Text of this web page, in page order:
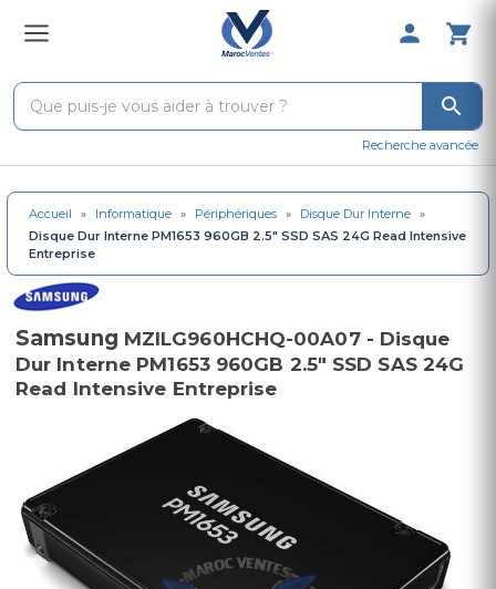
0 Produit
Recherche avancée
Accueil » Informatique » Périphériques » Disque Dur Interne »
Disque Dur Interne PM1653 960GB 2.5" SSD SAS 24G Read Intensive
Entreprise
Samsung MZILG960HCHQ-00A07 - Disque
Dur Interne PM1653 960GB 2.5" SSD SAS 24G
Read Intensive Entreprise